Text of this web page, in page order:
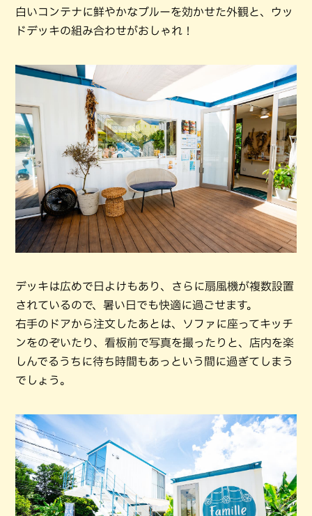
白いコンテナに鮮やかなブルーを効かせた外観と、ウッ
ドデッキの組み合わせがおしゃれ！
デッキは広めで日よけもあり、さらに扇風機が複数設置
されているので、暑い日でも快適に過ごせます。
右手のドアから注文したあとは、ソファに座ってキッチ
ンをのぞいたり、看板前で写真を撮ったりと、店内を楽
しんでるうちに待ち時間もあっという間に過ぎてしまう
でしょう。